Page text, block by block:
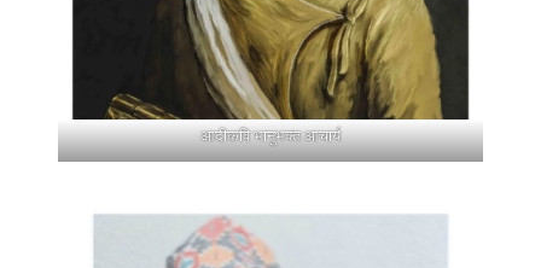
आदीकवि भानुभक्त आचार्य